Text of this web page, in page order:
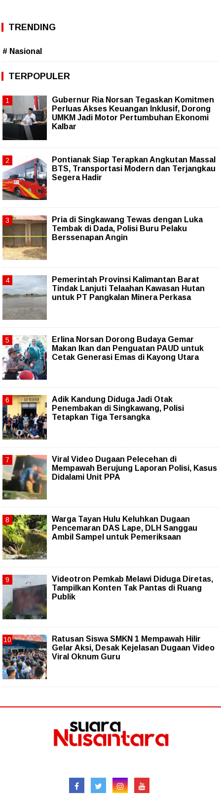
TRENDING
# Nasional
TERPOPULER
Gubernur Ria Norsan Tegaskan Komitmen
Perluas Akses Keuangan Inklusif, Dorong
UMKM Jadi Motor Pertumbuhan Ekonomi
Kalbar
Pontianak Siap Terapkan Angkutan Massal
BTS, Transportasi Modern dan Terjangkau
Segera Hadir
Pria di Singkawang Tewas dengan Luka
Tembak di Dada, Polisi Buru Pelaku
Berssenapan Angin
Pemerintah Provinsi Kalimantan Barat
Tindak Lanjuti Telaahan Kawasan Hutan
untuk PT Pangkalan Minera Perkasa
Erlina Norsan Dorong Budaya Gemar
Makan Ikan dan Penguatan PAUD untuk
Cetak Generasi Emas di Kayong Utara
Adik Kandung Diduga Jadi Otak
Penembakan di Singkawang, Polisi
Tetapkan Tiga Tersangka
Viral Video Dugaan Pelecehan di
Mempawah Berujung Laporan Polisi, Kasus
Didalami Unit PPA
Warga Tayan Hulu Keluhkan Dugaan
Pencemaran DAS Lape, DLH Sanggau
Ambil Sampel untuk Pemeriksaan
Videotron Pemkab Melawi Diduga Diretas,
Tampilkan Konten Tak Pantas di Ruang
Publik
Ratusan Siswa SMKN 1 Mempawah Hilir
Gelar Aksi, Desak Kejelasan Dugaan Video
Viral Oknum Guru